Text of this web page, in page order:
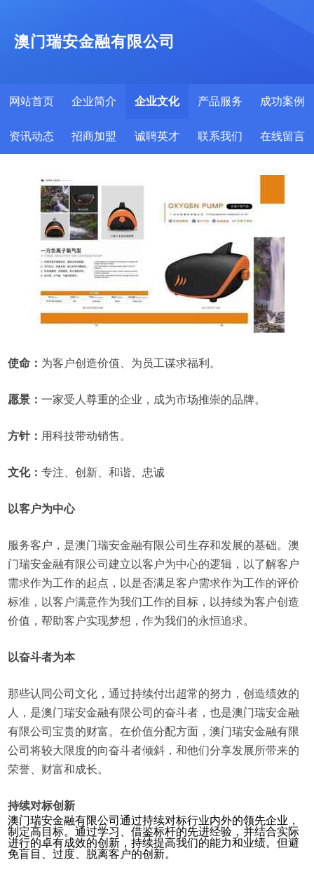
澳门瑞安金融有限公司
网站首页 企业简介 企业文化 产品服务 成功案例
资讯动态 招商加盟 诚聘英才 联系我们 在线留言
使命： 为客户创造价值、为员工谋求福利。
愿景：一家受人尊重的企业，成为市场推崇的品牌。
方针： 用科技带动销售。
文化：专注、创新、和谐、忠诚
以客户为中心
服务客户，是澳门瑞安金融有限公司生存和发展的基础。澳
门瑞安金融有限公司建立以客户为中心的逻辑，以了解客户
需求作为工作的起点，以是否满足客户需求作为工作的评价
标准，以客户满意作为我们工作的目标，以持续为客户创造
价值，帮助客户实现梦想，作为我们的永恒追求。
以奋斗者为本
那些认同公司文化，通过持续付出超常的努力，创造绩效的
人，是澳门瑞安金融有限公司的奋斗者，也是澳门瑞安金融
有限公司宝贵的财富。在价值分配方面，澳门瑞安金融有限
公司将较大限度的向奋斗者倾斜，和他们分享发展所带来的
荣誉、财富和成长。
持续对标创新
澳门瑞安金融有限公司通过持续对标行业内外的领先企业，
制定高目标。通过学习、借鉴标杆的先进经验，并结合实际
进行的卓有成效的创新，持续提高我们的能力和业绩。但避
免盲目、过度、脱离客户的创新。